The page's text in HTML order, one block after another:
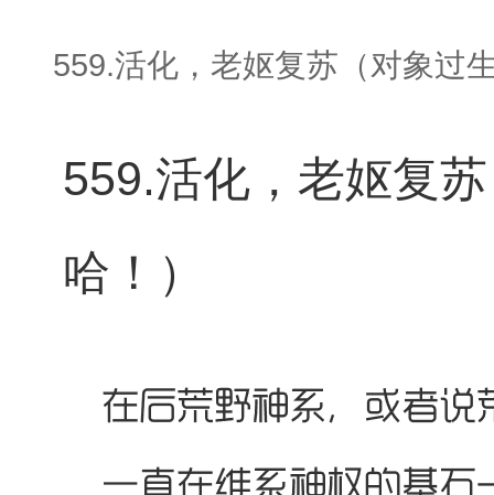
559.活化，老妪复苏（对象过
559.活化，老妪复
哈！）